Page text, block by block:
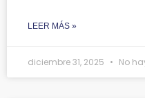
LEER MÁS »
diciembre 31, 2025 No